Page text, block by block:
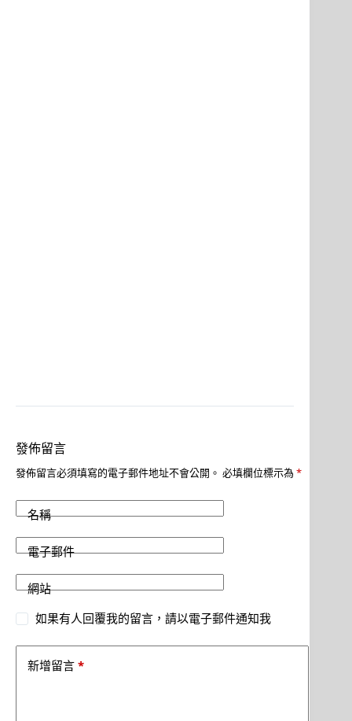
發佈留言
發佈留言必須填寫的電子郵件地址不會公開。 必填欄位標示為 *
名稱
電子郵件
網站
如果有人回覆我的留言，請以電子郵件通知我
新增留言 *